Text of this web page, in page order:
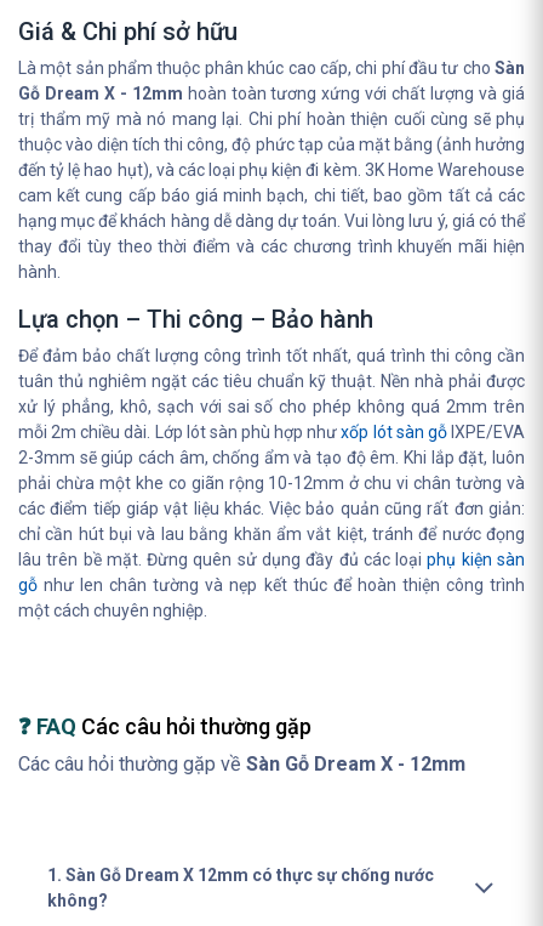
Giá & Chi phí sở hữu
Là một sản phẩm thuộc phân khúc cao cấp, chi phí đầu tư cho Sàn
Gỗ Dream X - 12mm hoàn toàn tương xứng với chất lượng và giá
trị thẩm mỹ mà nó mang lại. Chi phí hoàn thiện cuối cùng sẽ phụ
thuộc vào diện tích thi công, độ phức tạp của mặt bằng (ảnh hưởng
đến tỷ lệ hao hụt), và các loại phụ kiện đi kèm. 3K Home Warehouse
cam kết cung cấp báo giá minh bạch, chi tiết, bao gồm tất cả các
hạng mục để khách hàng dễ dàng dự toán. Vui lòng lưu ý, giá có thể
thay đổi tùy theo thời điểm và các chương trình khuyến mãi hiện
hành.
Lựa chọn – Thi công – Bảo hành
Để đảm bảo chất lượng công trình tốt nhất, quá trình thi công cần
tuân thủ nghiêm ngặt các tiêu chuẩn kỹ thuật. Nền nhà phải được
xử lý phẳng, khô, sạch với sai số cho phép không quá 2mm trên
mỗi 2m chiều dài. Lớp lót sàn phù hợp nhưxốp lót sàn gỗIXPE/EVA
2-3mm sẽ giúp cách âm, chống ẩm và tạo độ êm. Khi lắp đặt, luôn
phải chừa một khe co giãn rộng 10-12mm ở chu vi chân tường và
các điểm tiếp giáp vật liệu khác. Việc bảo quản cũng rất đơn giản:
chỉ cần hút bụi và lau bằng khăn ẩm vắt kiệt, tránh để nước đọng
lâu trên bề mặt. Đừng quên sử dụng đầy đủ các loạiphụ kiện sàn
gỗ như len chân tường và nẹp kết thúc để hoàn thiện công trình
một cách chuyên nghiệp.
❓ FAQ Các câu hỏi thường gặp
Các câu hỏi thường gặp về Sàn Gỗ Dream X - 12mm
1. Sàn Gỗ Dream X 12mm có thực sự chống nước
không?